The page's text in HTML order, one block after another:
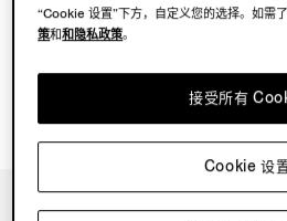
“Cookie 设置”下方，自定义您的选择。如需
策和和隐私政策。
接受所有
Cookie 设